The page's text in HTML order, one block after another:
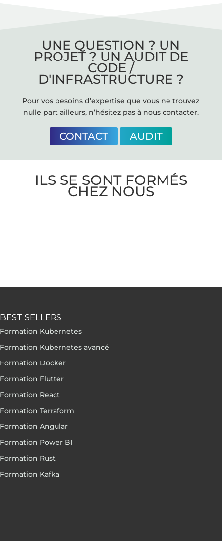
UNE QUESTION ? UN
PROJET ? UN AUDIT DE
CODE /
D'INFRASTRUCTURE ?
Pour vos besoins d’expertise que vous ne trouvez
nulle part ailleurs, n’hésitez pas à nous contacter.
CONTACT AUDIT
ILS SE SONT FORMÉS
CHEZ NOUS
BEST SELLERS
Formation Kubernetes
Formation Kubernetes avancé
Formation Docker
Formation Flutter
Formation React
Formation Terraform
Formation Angular
Formation Power BI
Formation Rust
Formation Kafka